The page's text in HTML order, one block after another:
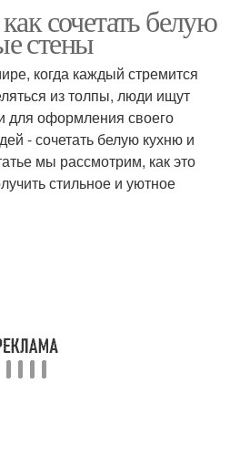
Стен под кирпич
Стены в квартире
сочетать белую
стены
когда каждый стремится
из толпы, люди ищут
оформления своего
- сочетать белую кухню и
мы рассмотрим, как это
стильное и уютное